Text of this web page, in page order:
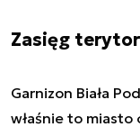
Zasięg
Garnizon Biała
właśnie to miasto